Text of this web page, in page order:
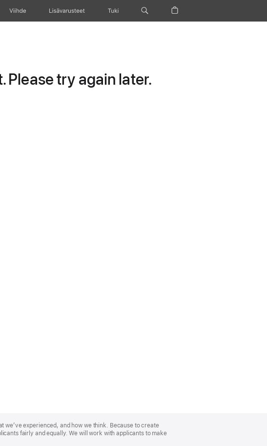
Viihde Lisävarusteet Tuki
Please try again later.
we’ve experienced, and how we think. Because to create
fairly and equally. We will work with applicants to make